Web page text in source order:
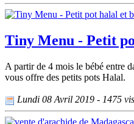
Tiny Menu - Petit
A partir de 4 mois le bébé entre
vous offre des petits pots Halal.
Lundi 08 Avril 2019 - 1475